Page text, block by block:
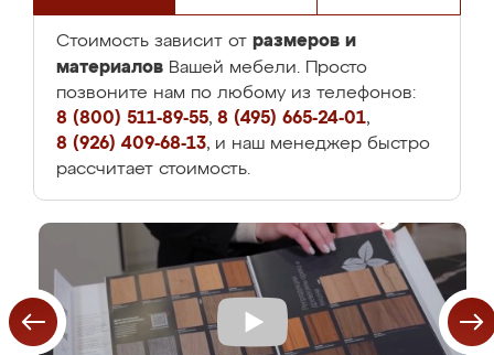
Стоимость зависит от размеров и
материалов Вашей мебели. Просто
позвоните нам по любому из телефонов:
8 (800) 511-89-55, 8 (495) 665-24-01,
8 (926) 409-68-13, и наш менеджер быстро
рассчитает стоимость.